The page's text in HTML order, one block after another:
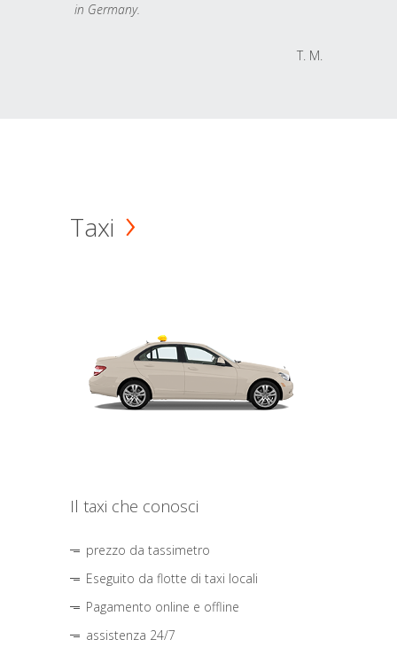
in Germany.
T. M.
Taxi
Il taxi che conosci
prezzo da tassimetro
Eseguito da flotte di taxi locali
Pagamento online e offline
assistenza 24/7